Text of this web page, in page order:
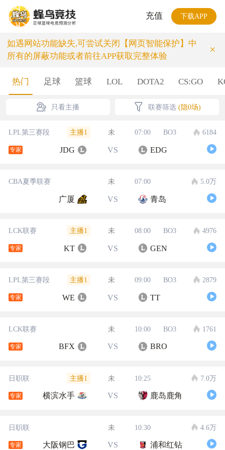
充值 下载APP
如遇网站功能缺失,可尝试关闭【网页智能保护】中
所有的屏蔽功能或者前往APP获取完整体验
×
热门 足球 篮球 LOL DOTA2 CS:GO
只看主播 联赛筛选 (隐0场)
LPL第三赛段 主播1 未 07:00 BO3 6184
专家 JDG VS EDG
CBA夏季联赛 未 07:00 5.0万
广厦 VS 青岛
LCK联赛 主播1 未 08:00 BO3 4976
专家 KT VS GEN
LPL第三赛段 主播1 未 09:00 BO3 2879
专家 WE VS TT
LCK联赛 未 10:00 BO3 1761
专家 BFX VS BRO
日职联 主播1 未 10:25 7.0万
专家 横滨水手 VS 鹿岛鹿角
日职联 未 10:30 4.6万
专家 大阪钢巴 VS 浦和红钻